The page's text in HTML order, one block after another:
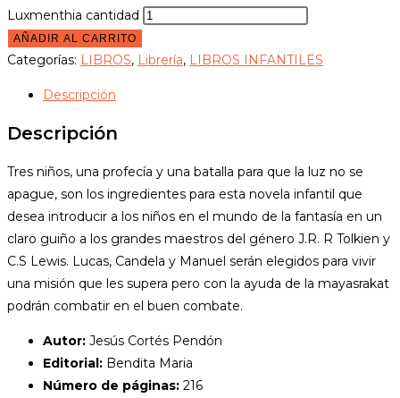
Luxmenthia cantidad
AÑADIR AL CARRITO
Categorías: LIBROS, Librería, LIBROS INFANTILES
Descripción
Descripción
Tres niños, una profecía y una batalla para que la luz no se
apague, son los ingredientes para esta novela infantil que
desea introducir a los niños en el mundo de la fantasía en un
claro guiño a los grandes maestros del género J.R. R Tolkien y
C.S Lewis. Lucas, Candela y Manuel serán elegidos para vivir
una misión que les supera pero con la ayuda de la mayasrakat
podrán combatir en el buen combate.
Autor: Jesús Cortés Pendón
Editorial: Bendita Maria
Número de páginas: 216